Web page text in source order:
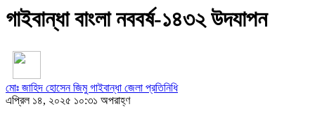
গাইবান্ধা বাংলা নববর্ষ-১৪৩২ উদযাপন
মোঃ জাহিদ হোসেন জিমু গাইবান্ধা জেলা প্রতিনিধি
এপ্রিল ১৪, ২০২৫ ১০:৩১ অপরাহ্ণ